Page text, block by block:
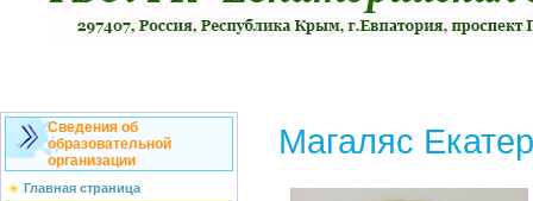
Сведения об
образовательной
организации
Главная страница
Магаляс